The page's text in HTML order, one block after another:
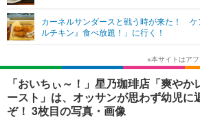
ショッピング
エンタメ
エンタメTOP
音楽
グラビア
ライフ
ライフTOP
ペット
その他
リリース一覧
プッシュ通知の停止方法
カーネルサンダースと戦う時が来た！ ケ
ルチキン』食べ放題！」に行く！
「おいちぃ～！」星乃珈琲店「爽やか
ースト」は、オッサンが思わず幼児に
ぞ！ 3枚目の写真・画像